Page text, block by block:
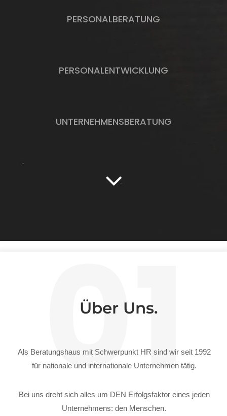
PERSONALBERATUNG
PERSONALENTWICKLUNG
UNTERNEHMENSBERATUNG
01
Über Uns.
Als Beratungshaus mit Schwerpunkt HR sind wir seit 1992
für nationale und internationale Unternehmen tätig.
Bei uns dreht sich alles um DEN Erfolgsfaktor eines jeden
Unternehmens: den Menschen.